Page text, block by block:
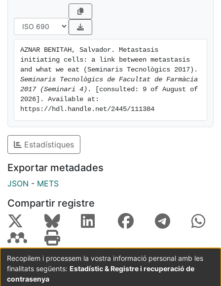
AZNAR BENITAH, Salvador. Metastasis
initiating cells: a link between metastasis
Seminaris Tecnològics de Facultat de Farmàcia
2017 (Seminari 4) . [consulted: 9 of August of
2026]. Available at:
https://hdl.handle.net/2445/111384
Estadístiques
Exportar metadades
JSON - METS
Compartir registre
Coordinació:CRAI UB Avís legal
Metadades
subjectes a:
Recopilem i processem la vostra informació personal amb les
finalitats següents: Estadístic & Registre i recuperació de
contrasenya